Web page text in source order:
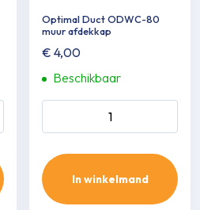
Optimal Duct ODWC-80
muur afdekkap
€ 4,00
Beschikbaar
In winkelmand